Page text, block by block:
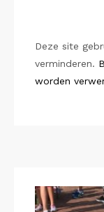
Deze site
verminderen.
worden